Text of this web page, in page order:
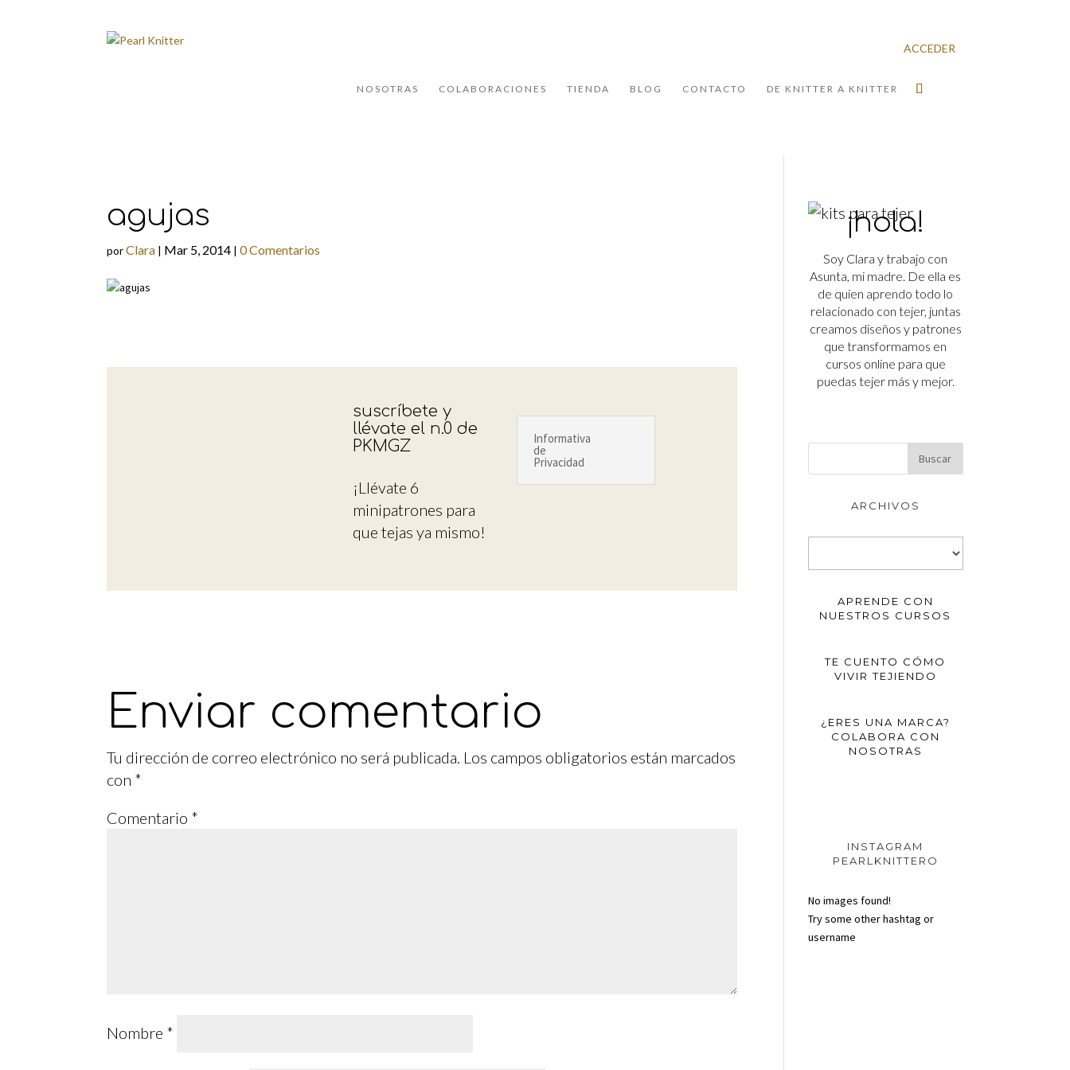
NOSOTRAS COLABORACIONES TIENDA BLOG CONTACTO DE KNITTER A KNITTER
ACCEDER
agujas
porClara | Mar 5, 2014 |0 Comentarios
suscríbete y
llévate el n.0 de
PKMGZ
¡Llévate 6
minipatrones para
que tejas ya mismo!
Informativa
de
Privacidad
Enviar comentario
Tu dirección de correo electrónico no será publicada. Los campos obligatorios están marcados
con *
Comentario *
Nombre *
¡hola!
Soy Clara y trabajo con
Asunta, mi madre. De ella es
de quien aprendo todo lo
relacionado con tejer, juntas
creamos diseños y patrones
que transformamos en
cursos online para que
puedas tejer más y mejor.
ARCHIVOS
APRENDE CON
NUESTROS CURSOS
TE CUENTO CÓMO
VIVIR TEJIENDO
¿ERES UNA MARCA?
COLABORA CON
NOSOTRAS
INSTAGRAM
PEARLKNITTERO
No images found!
Try some other hashtag or
username